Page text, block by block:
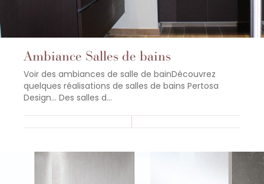
Ambiance Salles de bains
Voir des ambiances de salle de bainDécouvrez
quelques réalisations de salles de bains Pertosa
Design... Des salles d...